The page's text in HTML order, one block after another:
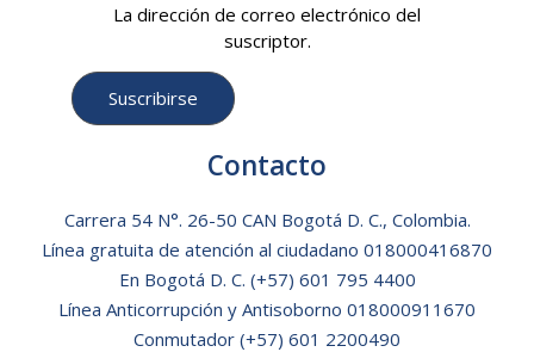
La dirección de correo electrónico del
suscriptor.
Contacto
Carrera 54 N°. 26-50 CAN Bogotá D. C., Colombia.
Línea gratuita de atención al ciudadano 018000416870
En Bogotá D. C. (+57) 601 795 4400
Línea Anticorrupción y Antisoborno 018000911670
Conmutador (+57) 601 2200490